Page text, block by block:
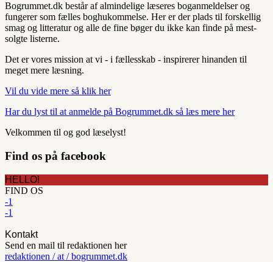
Bogrummet.dk består af almindelige læseres boganmeldelser og
fungerer som fælles boghukommelse. Her er der plads til forskellig
smag og litteratur og alle de fine bøger du ikke kan finde på mest-
solgte listerne.
Det er vores mission at vi - i fællesskab - inspirerer hinanden til
meget mere læsning.
Vil du vide mere så klik her
Har du lyst til at anmelde på Bogrummet.dk så læs mere her
Velkommen til og god læselyst!
Find os på facebook
HELLO!
FIND OS
-1
-1
Kontakt
Send en mail til redaktionen her
redaktionen / at / bogrummet.dk